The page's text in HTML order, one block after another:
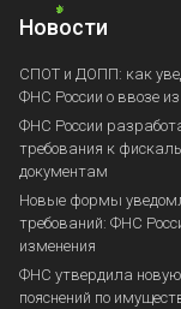
Новости
СПОТ и ДОПП: как
ФНС России о ввозе
ФНС России
требования к
документам
Новые формы
требований: ФНС
изменения
ФНС утвердила
пояснений по